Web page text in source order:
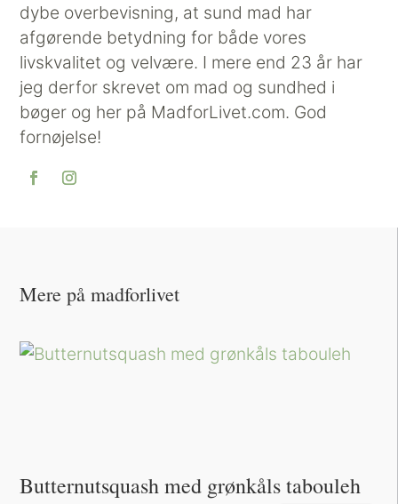
dybe overbevisning, at sund mad har
afgørende betydning for både vores
livskvalitet og velvære. I mere end 23 år har
jeg derfor skrevet om mad og sundhed i
bøger og her på MadforLivet.com. God
fornøjelse!
Mere på madforlivet
Butternutsquash med grønkåls tabouleh